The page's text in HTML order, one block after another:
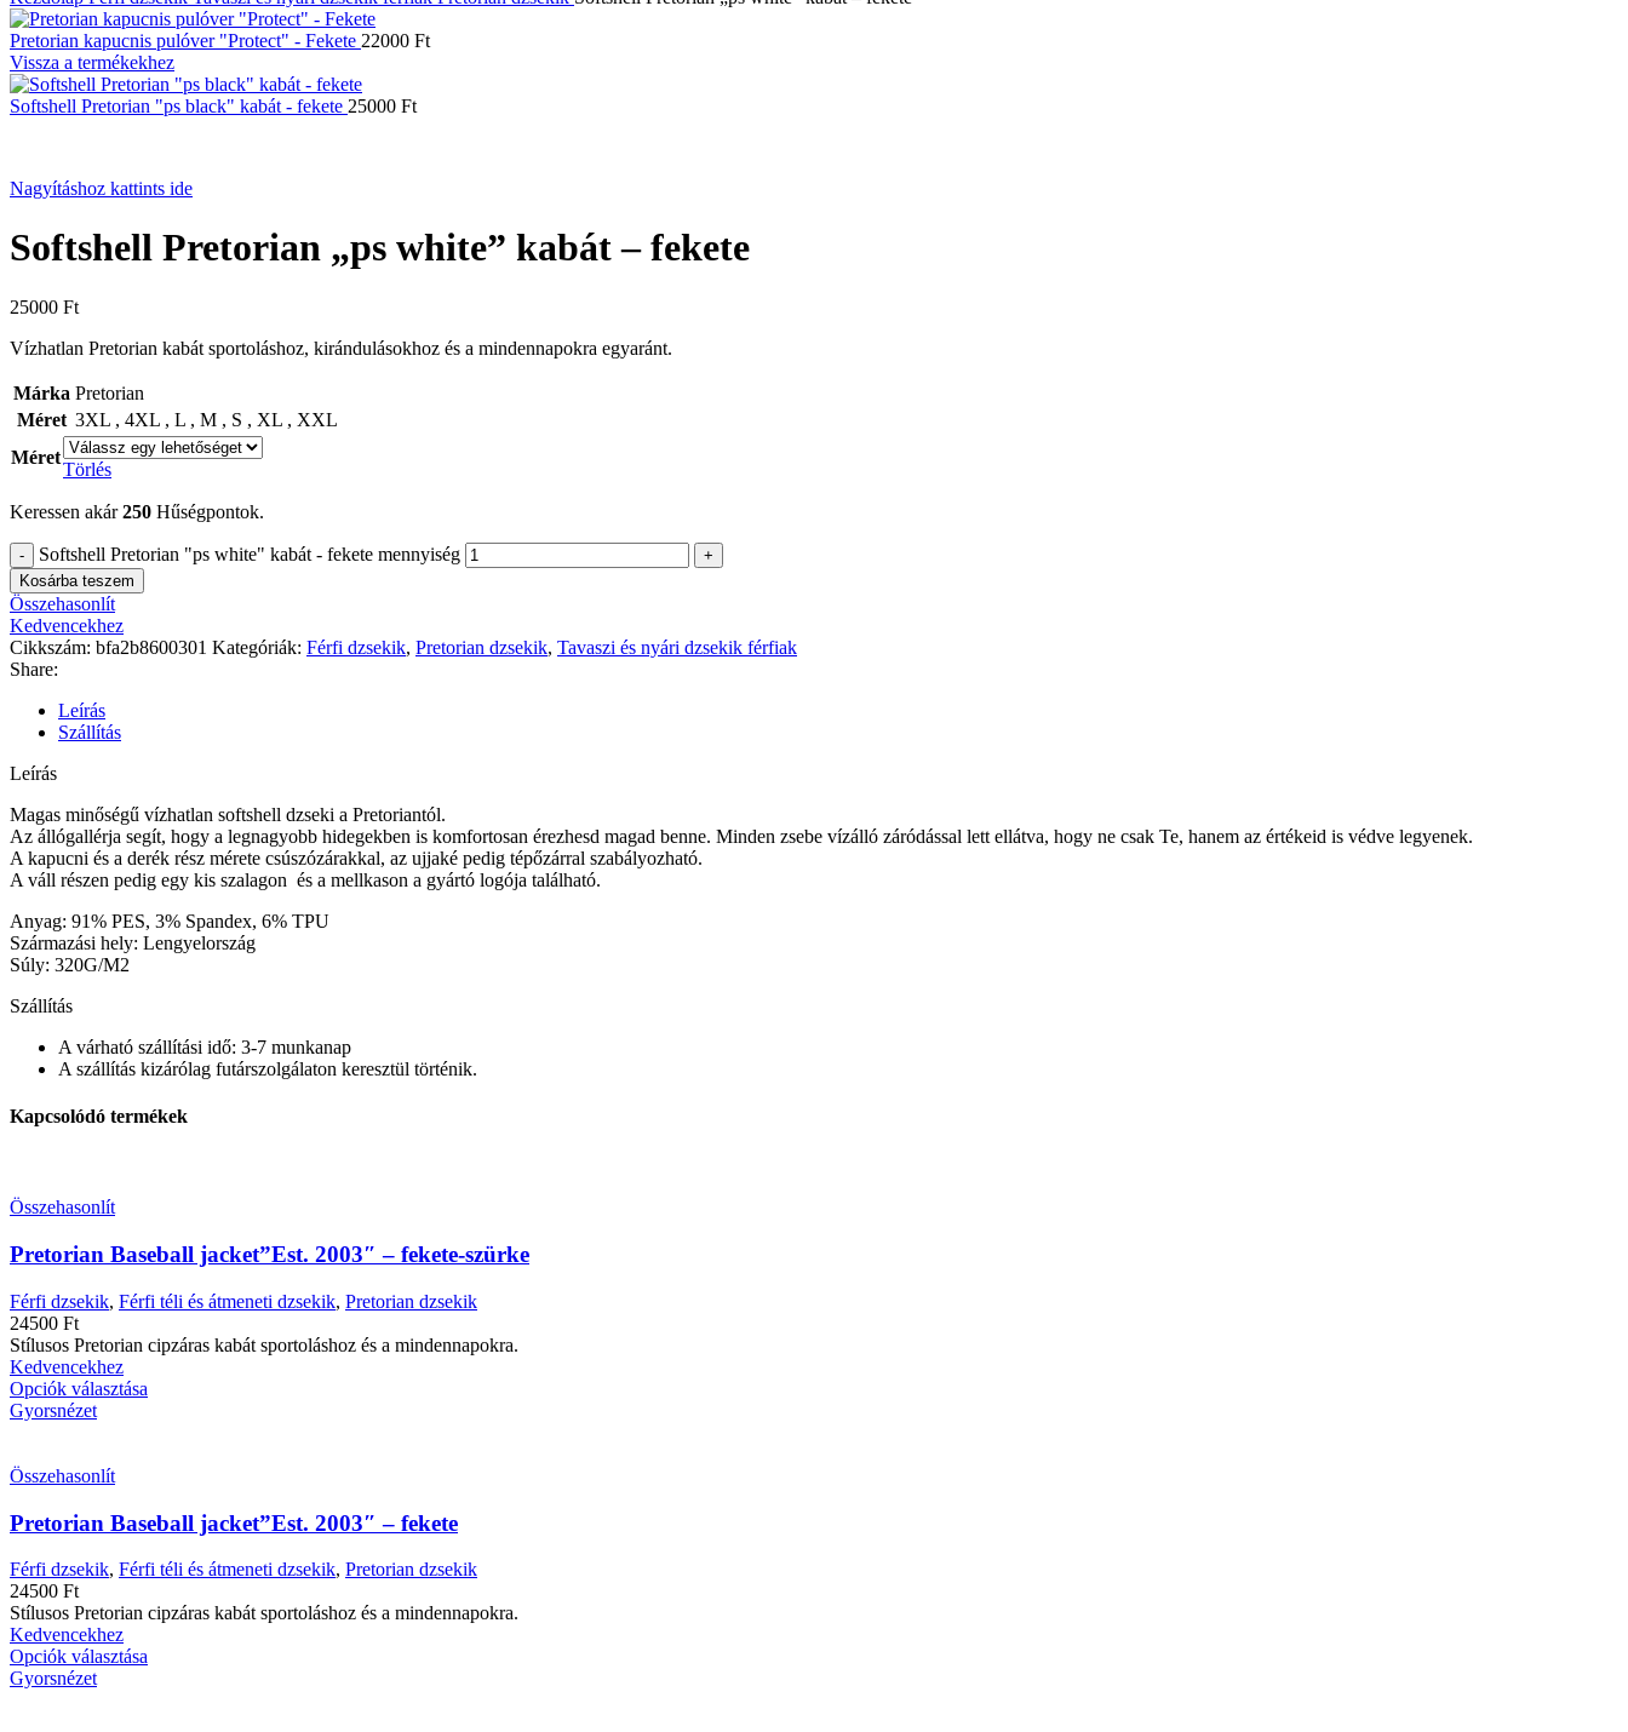
Pretorian kapucnis pulóver "Protect" - Fekete 22000 Ft
Vissza a termékekhez
Softshell Pretorian "ps black" kabát - fekete 25000 Ft
Nagyításhoz kattints ide
Softshell Pretorian „ps white” kabát – fekete
25000 Ft
Vízhatlan Pretorian kabát sportoláshoz, kirándulásokhoz és a mindennapokra egyaránt.
Márka Pretorian
Méret 3XL , 4XL , L , M , S , XL , XXL
Méret
Törlés
Keressen akár250 Hűségpontok.
Softshell Pretorian "ps white" kabát - fekete mennyiség
Kosárba teszem
Összehasonlít
Kedvencekhez
Cikkszám: bfa2b8600301 Kategóriák: Férfi dzsekik, Pretorian dzsekik, Tavaszi és nyári dzsekik férfiak
Share:
Leírás
Szállítás
Leírás
Magas minőségű vízhatlan softshell dzseki a Pretoriantól.
Az állógallérja segít, hogy a legnagyobb hidegekben is komfortosan érezhesd magad benne. Minden zsebe vízálló záródással lett ellátva, hogy ne csak Te, hanem az értékeid is védve legyenek.
A kapucni és a derék rész mérete csúszózárakkal, az ujjaké pedig tépőzárral szabályozható.
A váll részen pedig egy kis szalagon és a mellkason a gyártó logója található.
Anyag: 91% PES, 3% Spandex, 6% TPU
Származási hely: Lengyelország
Súly: 320G/M2
Szállítás
A várható szállítási idő: 3-7 munkanap
A szállítás kizárólag futárszolgálaton keresztül történik.
Kapcsolódó termékek
Összehasonlít
Pretorian Baseball jacket”Est. 2003″ – fekete-szürke
Férfi dzsekik, Férfi téli és átmeneti dzsekik, Pretorian dzsekik
24500 Ft
Stílusos Pretorian cipzáras kabát sportoláshoz és a mindennapokra.
Kedvencekhez
Opciók választása
Gyorsnézet
Összehasonlít
Pretorian Baseball jacket”Est. 2003″ – fekete
Férfi dzsekik, Férfi téli és átmeneti dzsekik, Pretorian dzsekik
24500 Ft
Stílusos Pretorian cipzáras kabát sportoláshoz és a mindennapokra.
Kedvencekhez
Opciók választása
Gyorsnézet